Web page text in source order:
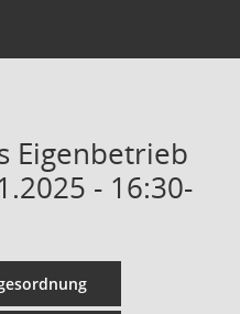
Eigenbetrieb
- 16:30-